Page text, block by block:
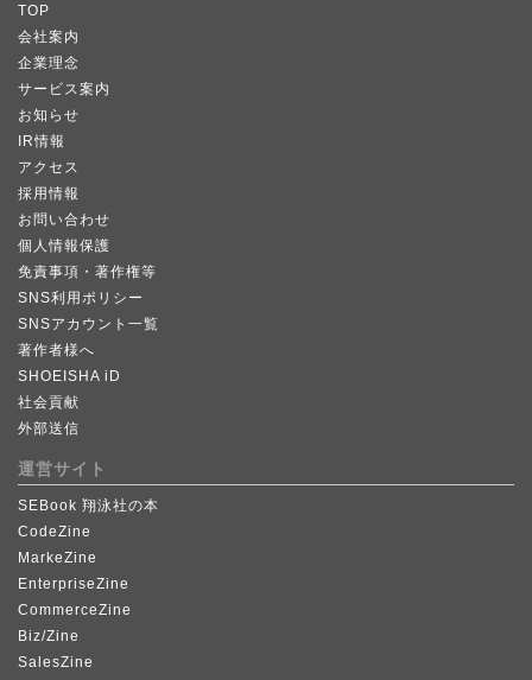
TOP
会社案内
企業理念
サービス案内
お知らせ
IR情報
アクセス
採用情報
お問い合わせ
個人情報保護
免責事項・著作権等
SNS利用ポリシー
SNSアカウント一覧
著作者様へ
SHOEISHA iD
社会貢献
外部送信
運営サイト
SEBook 翔泳社の本
CodeZine
MarkeZine
EnterpriseZine
CommerceZine
Biz/Zine
SalesZine